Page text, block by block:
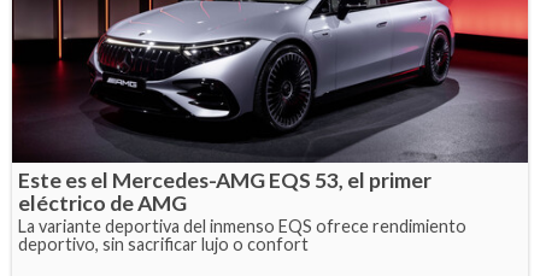
Este es el Mercedes-AMG EQS 53, el primer
eléctrico de AMG
La variante deportiva del inmenso EQS ofrece rendimiento
deportivo, sin sacrificar lujo o confort